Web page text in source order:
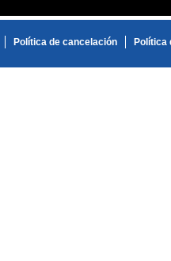
Política de cancelación Política